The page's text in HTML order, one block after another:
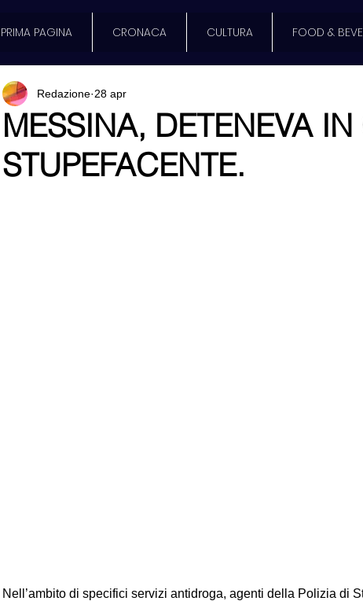
PRIMA PAGINA CRONACA CULTURA FOOD &
MESSINA, DETENEVA
STUPEFACENTE.
Redazione 28 apr
Nell’ambito di specifici servizi antidroga, agenti della Polizia di